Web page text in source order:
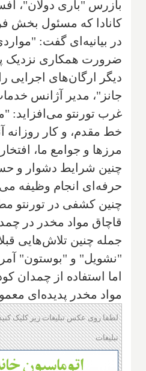
بازرس "باری دولان"،
کانادا که مسئول بخش
در بیانیه‌ای گفت:
ضرورت همکاری نزدیک
دیگر ارگان‌های اجرایی
جانز"، مدیر آژانس
غرب تورنتو می‌افزاید:
خط مقدم، و کار روزانه
مرزها و جوامع ما،
چنین شرایط دشوار و
حرفه‌ای انجام وظیفه
چنین کشفی در تورنتو
قاچاق مواد مخدر در
جمله چنین تلاش‌هایی
"نشویل" و "بوستون"
اما استفاده از چمدان
مواد مخدر پدیده‌ای
لطفا روی عکس تبلیغات زیر کلیک
تبلیغات